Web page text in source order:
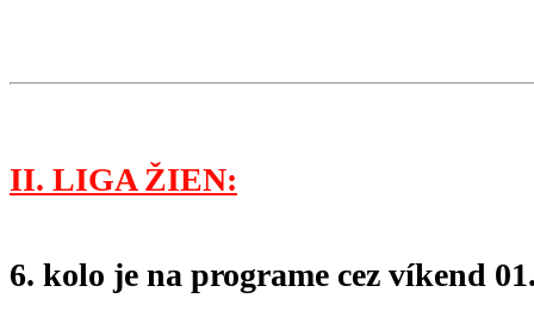
II. LIGA ŽIEN:
6. kolo je na programe cez víkend